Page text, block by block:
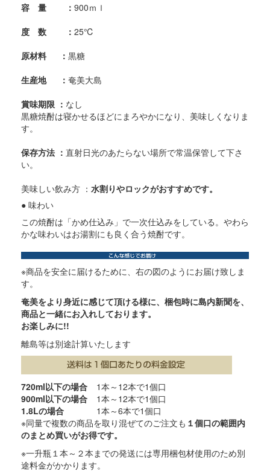
容 量 ： 900ｍｌ
度 数 ： 25℃
原材料 ： 黒糖
生産地 ： 奄美大島
賞味期限 ： なし
黒糖焼酎は寝かせるほどにまろやかになり、美味しくなりま
す。
保存方法 ： 直射日光のあたらない場所で常温保管して下さ
い。
美味しい飲み方 ： 水割りやロックがおすすめです。
● 味わい
この焼酎は「かめ仕込み」で一次仕込みをしている。やわら
かな味わいはお湯割にも良く合う焼酎です。
※商品を安全に届けるために、右の図のようにお届け致しま
す。
奄美をより身近に感じて頂ける様に、梱包時に島内新聞を、
商品と一緒にお入れしております。
お楽しみに!!
離島等は別途計算いたします
720ml以下の場合 1本～12本で1個口
900ml以下の場合 1本～12本で1個口
1.8Lの場合
1本～6本で1個口
※同量で複数の商品を取り混ぜてのご注文も １個口の範囲内
のまとめ買いがお得です。
※一升瓶１本～２本までの発送には専用梱包材使用のため別
途料金がかかります。